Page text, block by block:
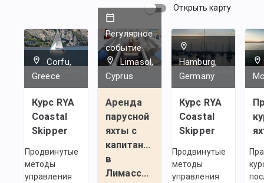
Открыть карту
Corfu,
Greece
Курс RYA
Coastal
Skipper
Продвинутые
методы
управления
Регулярное
событие
Limasol,
Cyprus
Аренда
парусной
яхты с
капитаном
в
Лимассоле
Hamburg,
Germany
Курс RYA
Coastal
Skipper
Продвинутые
методы
управления